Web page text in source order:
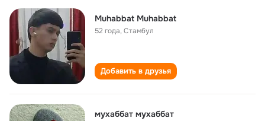
Muhabbat Muhabbat
52 года,Стамбул
Добавить в друзья
мухаббат мухаббат